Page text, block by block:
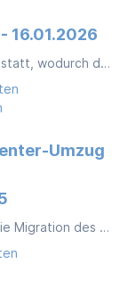
16.01.2026
Am 16.01.2026 finden Wartungsarbeiten statt, wodurch der Zugriff auf den Helpdesk, die Wissensdatenbank und das Ticket System vorübergehend eingeschränkt ist. Eingehende E-Mails werden bearbeitet.
Umzug
Am 17.01.2026 führen wir ab 05:00 Uhr die Migration des Datacenter Standortes Dresden durch.